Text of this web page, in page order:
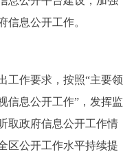
信息公开工作。
作要求，按照“主要领
信息公开工作”，发挥监
取政府信息公开工作情
区公开工作水平持续提